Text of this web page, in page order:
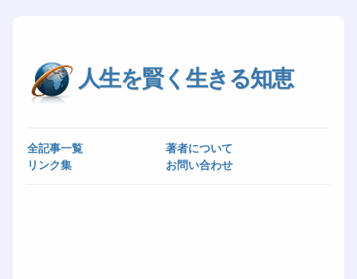
人生を賢く生きる知恵
全記事一覧
著者について
リンク集
お問い合わせ